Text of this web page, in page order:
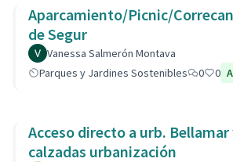
Aparcamiento/Picnic/
de Segur
Vanessa Salmerón Montava
Parques y Jardines Sostenibles
0 0
Acceso directo a urb.
calzadas urbanización